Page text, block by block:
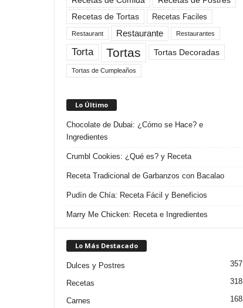
Recetas de Tortas
Recetas Faciles
Restaurant Restaurante Restaurantes
Torta Tortas Tortas Decoradas
Tortas de Cumpleaños
Lo Último
Chocolate de Dubai: ¿Cómo se Hace? e
Ingredientes
Crumbl Cookies: ¿Qué es? y Receta
Receta Tradicional de Garbanzos con Bacalao
Pudín de Chía: Receta Fácil y Beneficios
Marry Me Chicken: Receta e Ingredientes
Lo Más Destacado
Dulces y Postres 357
Recetas 318
Carnes 168